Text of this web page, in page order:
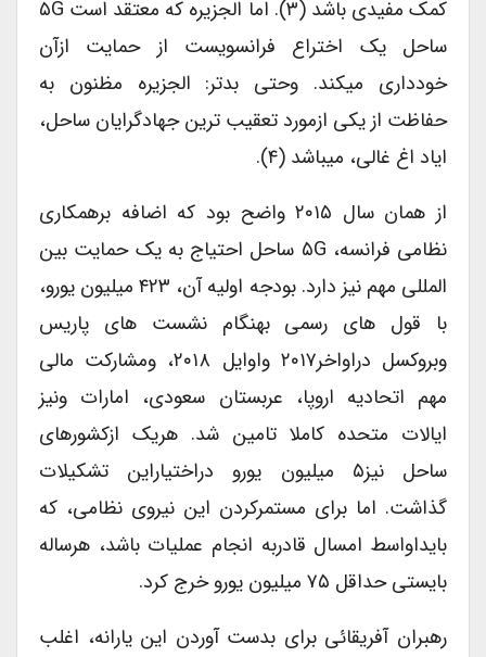
کمک مفیدی باشد (۳). اما الجزیره که معتقد است ۵G
ساحل یک اختراع فرانسویست از حمایت ازآن
خودداری میکند. وحتی بدتر: الجزیره مظنون به
حفاظت از یکی ازمورد تعقیب ترین جهادگرایان ساحل،
ایاد اغ غالی، میباشد (۴).
از همان سال ۲۰۱۵ واضح بود که اضافه برهمکاری
نظامی فرانسه، ۵G ساحل احتیاج به یک حمایت بین
المللی مهم نیز دارد. بودجه اولیه آن، ۴۲۳ میلیون یورو،
با قول های رسمی بهنگام نشست های پاریس
وبروکسل دراواخر۲۰۱۷ واوایل ۲۰۱۸، ومشارکت مالی
مهم اتحادیه اروپا، عربستان سعودی، امارات ونیز
ایالات متحده کاملا تامین شد. هریک ازکشورهای
ساحل نیز۵ میلیون یورو دراختیاراین تشکیلات
گذاشت. اما برای مستمرکردن این نیروی نظامی، که
بایداواسط امسال قادربه انجام عملیات باشد، هرساله
بایستی حداقل ۷۵ میلیون یورو خرج کرد.
رهبران آفریقائی برای بدست آوردن این یارانه، اغلب